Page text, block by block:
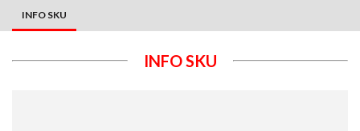
INFO SKU
INFO SKU